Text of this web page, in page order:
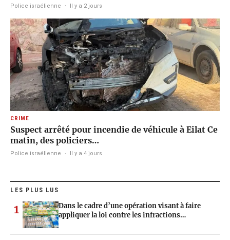
Police israélienne · Il y a 2 jours
CRIME
Suspect arrêté pour incendie de véhicule à Eilat Ce
matin, des policiers…
Police israélienne · Il y a 4 jours
LES PLUS LUS
1
Dans le cadre d’une opération visant à faire
appliquer la loi contre les infractions…